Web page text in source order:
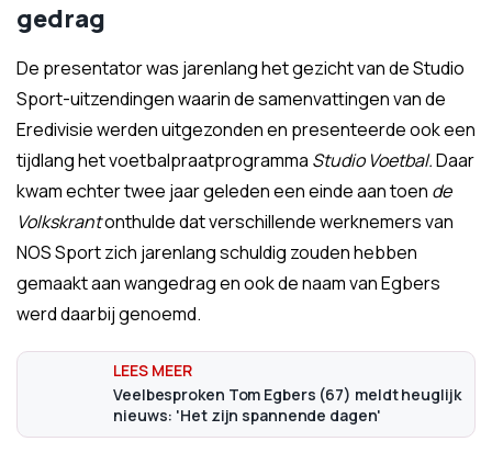
gedrag
De presentator was jarenlang het gezicht van de Studio
Sport-uitzendingen waarin de samenvattingen van de
Eredivisie werden uitgezonden en presenteerde ook een
tijdlang het voetbalpraatprogramma Studio Voetbal.Daar
kwam echter twee jaar geleden een einde aan toen de
Volkskrantonthulde dat verschillende werknemers van
NOS Sport zich jarenlang schuldig zouden hebben
gemaakt aan wangedrag en ook de naam van Egbers
werd daarbij genoemd.
Veelbesproken Tom Egbers (67) meldt heuglijk
nieuws: 'Het zijn spannende dagen'